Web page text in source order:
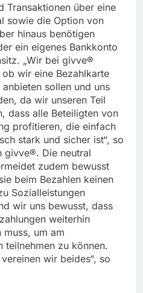
Transaktionen über eine
sowie die Option von
hinaus benötigen
ein eigenes Bankkonto
„Wir bei givve®
wir eine Bezahlkarte
sollen und uns
da wir unseren Teil
dass alle Beteiligten von
profitieren, die einfach
stark und sicher ist“, so
givve®. Die neutral
zudem bewusst
beim Bezahlen keinen
Sozialleistungen
wir uns bewusst, dass
weiterhin
um am
teilnehmen zu können.
wir beides“, so